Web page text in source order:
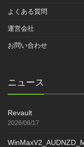
よくある質問
運営会社
お問い合わせ
ニュース
Revault
2026/06/17